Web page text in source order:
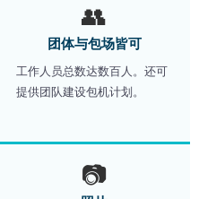
👥
团体与包场皆可
工作人员总数达数百人。还可
提供团队建设包机计划。
📷